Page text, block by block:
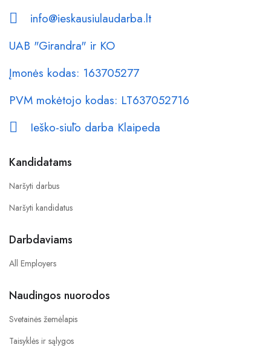
info@ieskausiulaudarba.lt
UAB "Girandra" ir KO
Įmonės kodas: 163705277
PVM mokėtojo kodas: LT637052716
Ieško-siūlo darba Klaipeda
Kandidatams
Naršyti darbus
Naršyti kandidatus
Darbdaviams
All Employers
Naudingos nuorodos
Svetainės žemėlapis
Taisyklės ir sąlygos